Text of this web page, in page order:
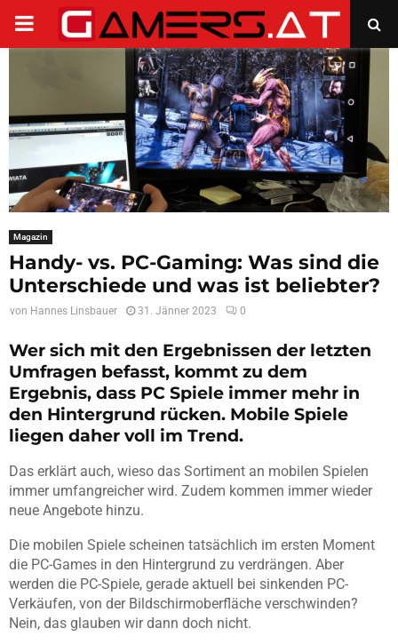
PRIMARY
Magazin
Handy- vs. PC-Gaming: Was sind die
Unterschiede und was ist beliebter?
von Hannes Linsbauer 31. Jänner 2023 0
Wer sich mit den Ergebnissen der letzten
Umfragen befasst, kommt zu dem
Ergebnis, dass PC Spiele immer mehr in
den Hintergrund rücken. Mobile Spiele
liegen daher voll im Trend.
Das erklärt auch, wieso das Sortiment an mobilen Spielen
immer umfangreicher wird. Zudem kommen immer wieder
neue Angebote hinzu.
Die mobilen Spiele scheinen tatsächlich im ersten Moment
die PC-Games in den Hintergrund zu verdrängen. Aber
werden die PC-Spiele, gerade aktuell bei sinkenden PC-
Verkäufen, von der Bildschirmoberfläche verschwinden?
Nein, das glauben wir dann doch nicht.